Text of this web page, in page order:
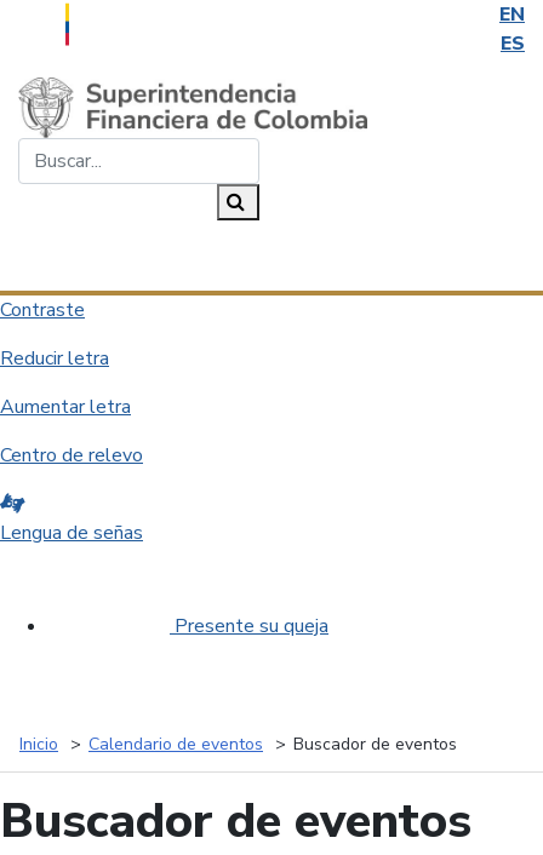
EN
ES
Saltar al contenido principal
Contraste
Reducir letra
Aumentar letra
Centro de relevo
Lengua de señas
Presente su queja
Inicio Calendario de eventos Buscador de eventos
Buscador de eventos